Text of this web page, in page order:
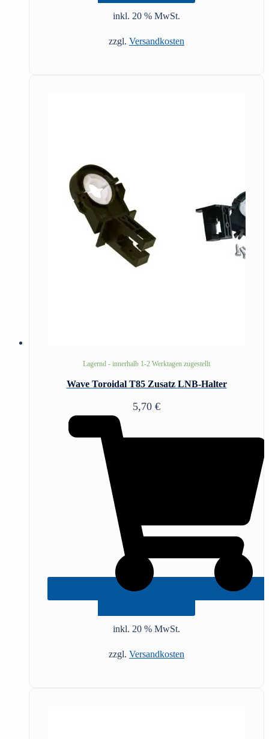
inkl. 20 % MwSt.
zzgl. Versandkosten
Lagernd - innerhalb 1-2 Werktagen zugestellt
Wave Toroidal T85 Zusatz LNB-Halter
5,70 €
inkl. 20 % MwSt.
zzgl. Versandkosten